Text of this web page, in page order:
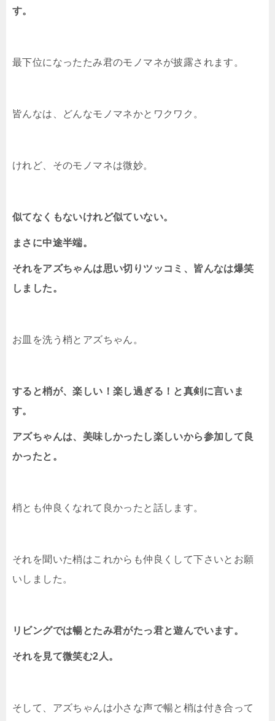
す。
最下位になったたみ君のモノマネが披露されます。
皆んなは、どんなモノマネかとワクワク。
けれど、そのモノマネは微妙。
似てなくもないけれど似ていない。
まさに中途半端。
それをアズちゃんは思い切りツッコミ、皆んなは爆笑
しました。
お皿を洗う梢とアズちゃん。
すると梢が、楽しい！楽し過ぎる！と真剣に言いま
す。
アズちゃんは、美味しかったし楽しいから参加して良
かったと。
梢とも仲良くなれて良かったと話します。
それを聞いた梢はこれからも仲良くして下さいとお願
いしました。
リビングでは暢とたみ君がたっ君と遊んでいます。
それを見て微笑む2人。
そして、アズちゃんは小さな声で暢と梢は付き合って